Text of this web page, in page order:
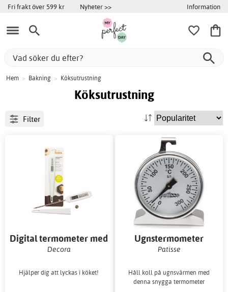
Fri frakt över 599 kr Nyheter >> Information
Hem > Bakning > Köksutrustning
Köksutrustning
Filter
Digital termometer med
lång sticka
Decora
Hjälper dig att lyckas i köket!
Ugnstermometer
Patisse
Håll koll på ugnsvärmen med
denna snygga termometer